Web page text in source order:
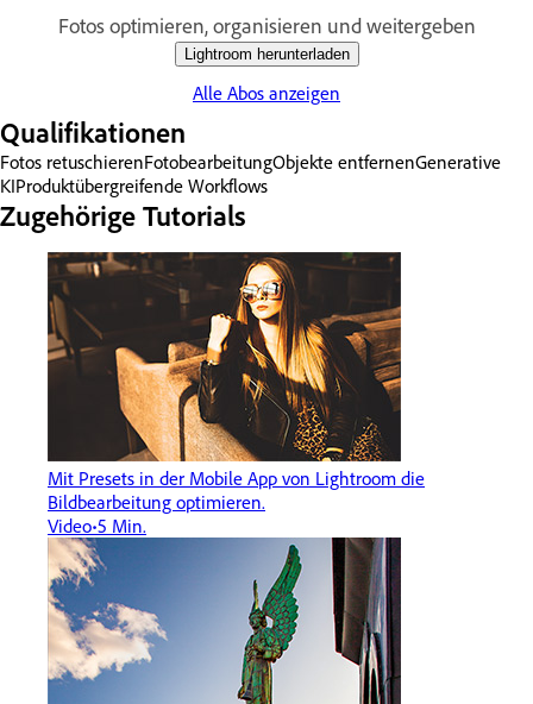
Fotos optimieren, organisieren und weitergeben
Lightroom herunterladen
Alle Abos anzeigen
Qualifikationen
Fotos retuschierenFotobearbeitungObjekte entfernenGenerative
KIProduktübergreifende Workflows
Zugehörige Tutorials
Mit Presets in der Mobile App von Lightroom die
Bildbearbeitung optimieren.
Video 5 Min.